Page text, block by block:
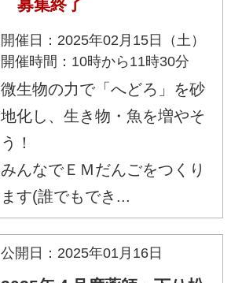
募集終了
開催日：2025年02月15日（土）
開催時間：10時から11時30分
微生物の力で「へどろ」を砂
地化し、生き物・魚を増やそ
う！
みんなでＥＭだんごをつくり
ます(誰でもでき...
公開日：2025年01月16日